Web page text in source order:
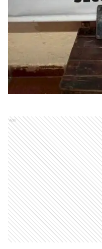
Ads